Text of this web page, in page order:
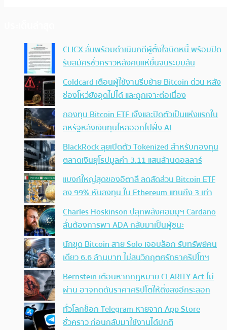
CLICX ลั่นพร้อมดำเนินคดีผู้ตั้งใจบิดหนี้ พร้อมปิด
รับสมัครชั่วคราวหลังคนแห่ยื่นจนระบบล้น
Coldcard เตือนผู้ใช้งานรีบย้าย Bitcoin ด่วน หลัง
ช่องโหว่ยังอุดไม่ได้ และถูกเจาะต่อเนื่อง
กองทุน Bitcoin ETF เจ๊งและปิดตัวเป็นแห่งแรกใน
สหรัฐหลังเงินทุนไหลออกไปฝั่ง AI
BlackRock ลุยเปิดตัว Tokenized สำหรับกองทุน
ตลาดเงินยุโรปมูลค่า 3.11 แสนล้านดอลลาร์
แบงก์ใหญ่สุดของอิตาลี ลดสัดส่วน Bitcoin ETF
ลง 99% หันลงทุน ใน Ethereum แทนถึง 3 เท่า
Charles Hoskinson ปลุกพลังคอมมูฯ Cardano
ลั่นต้องการพา ADA กลับมาเป็นผู้ชนะ
นักขุด Bitcoin สาย Solo เจอบล็อก รับทรัพย์คน
เดียว 6.6 ล้านบาท ไม่สนวิกฤตศรัทธาคริปโทฯ
Bernstein เตือนหากกฎหมาย CLARITY Act ไม่
ผ่าน อาจกดดันราคาคริปโตให้ดิ่งลงอีกระลอก
ทั่วโลกช็อก Telegram หายจาก App Store
ชั่วคราว ก่อนกลับมาใช้งานได้ปกติ